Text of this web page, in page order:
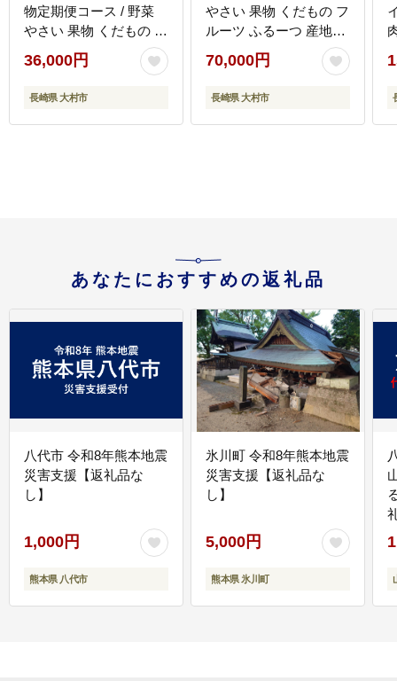
物定期便コース / 野菜
やさい 果物 くだもの フ
ルーツ ふるーつ 産地直
送 フルーツ定期便 / 大
村市 / おおむら夢ファー
36,000円
長崎県 大村市
やさい 果物 くだもの フ
ルーツ ふるーつ 産地直
送 ぶどう 葡萄 ブドウ
フルーツ定期便 / 大村市
/ おおむら夢ファームシ
70,000円
長崎県 大村市
あなたにおすすめの返礼品
八代市 令和8年熊本地震
災害支援【返礼品な
し】
1,000円
熊本県 八代市
氷川町 令和8年熊本地震
災害支援【返礼品な
し】
5,000円
熊本県 氷川町